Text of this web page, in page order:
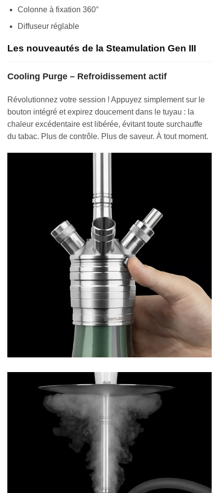
Colonne à fixation 360°
Diffuseur réglable
Les nouveautés de la Steamulation Gen III
Cooling Purge – Refroidissement actif
Révolutionnez votre session ! Appuyez simplement sur le
bouton intégré et expirez doucement dans le tuyau : la
chaleur excédentaire est libérée, évitant toute surchauffe
du tabac. Plus de contrôle. Plus de saveur. À tout moment.